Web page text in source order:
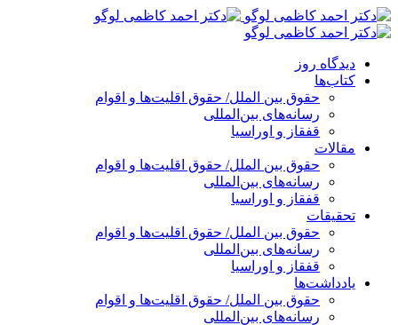
پرش
به
دیدگاه روز
کتاب‌ها
حقوق بین الملل/ حقوق اقلیت‌ها و اقوام
رسانه‌های بین‌المللی
قفقاز و اوراسیا
مقالات
حقوق بین الملل/ حقوق اقلیت‌ها و اقوام
رسانه‌های بین‌المللی
قفقاز و اوراسیا
تحقیقات
حقوق بین الملل/ حقوق اقلیت‌ها و اقوام
رسانه‌های بین‌المللی
قفقاز و اوراسیا
یادداشت‌ها
حقوق بین الملل/ حقوق اقلیت‌ها و اقوام
رسانه‌های بین‌المللی